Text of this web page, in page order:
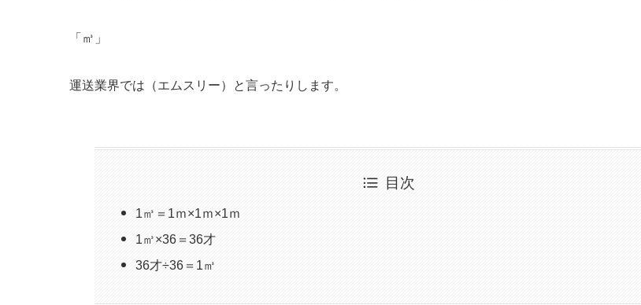
「㎥」
運送業界では（エムスリー）と言ったりします。
目次
1㎥＝1ｍ×1ｍ×1ｍ
1㎥×36＝36才
36才÷36＝1㎥